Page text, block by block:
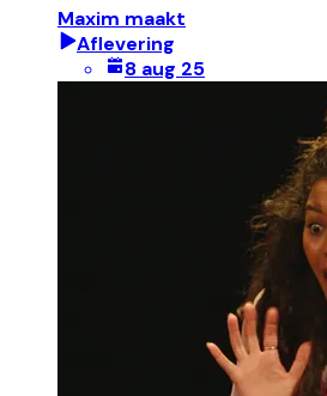
Maxim maakt
Aflevering
8 aug 25